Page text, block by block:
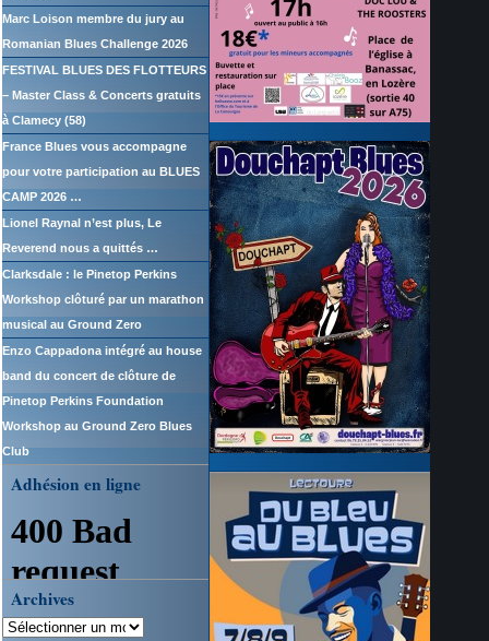
Marc Loison membre du jury au
Romanian Blues Challenge 2026
FESTIVAL BLUES DES FLOTTEURS
– Master Class & Concerts gratuits
à Clamecy (58)
France Blues vous accompagne
pour votre participation au BLUES
CAMP 2026 …
Lionel Raynal n’est plus, Le
Reverend nous a quittés …
Clarksdale : le Pinetop Perkins
Workshop clôturé par un marathon
musical au Ground Zero
Enzo Cappadona intégré au house
band du concert de clôture de
Pinetop Perkins Foundation
Workshop au Ground Zero Blues
Club
Adhésion en ligne
Archives